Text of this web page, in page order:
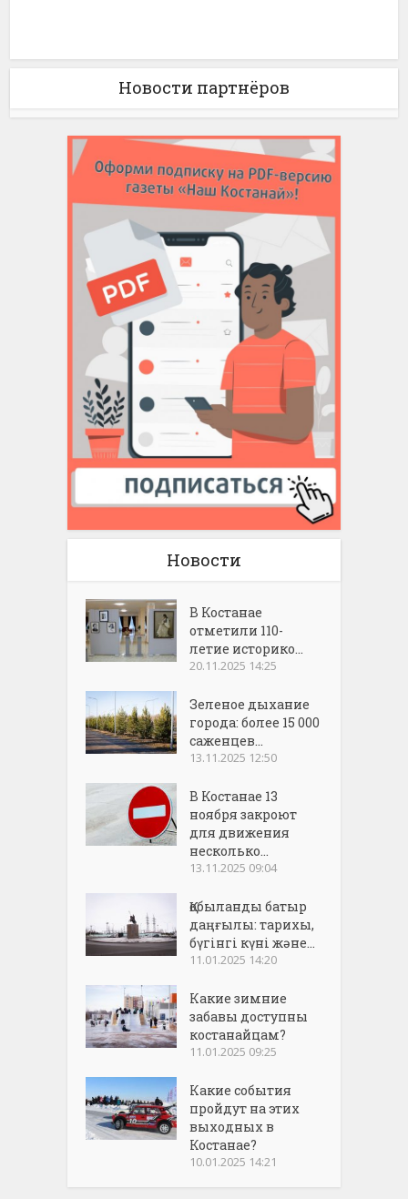
Новости партнёров
Новости
В Костанае
отметили 110-
летие историко...
20.11.2025 14:25
Зеленое дыхание
города: более 15 000
саженцев...
13.11.2025 12:50
В Костанае 13
ноября закроют
для движения
несколько...
13.11.2025 09:04
Қобыланды батыр
даңғылы: тарихы,
бүгінгі күні және...
11.01.2025 14:20
Какие зимние
забавы доступны
костанайцам?
11.01.2025 09:25
Какие события
пройдут на этих
выходных в
Костанае?
10.01.2025 14:21